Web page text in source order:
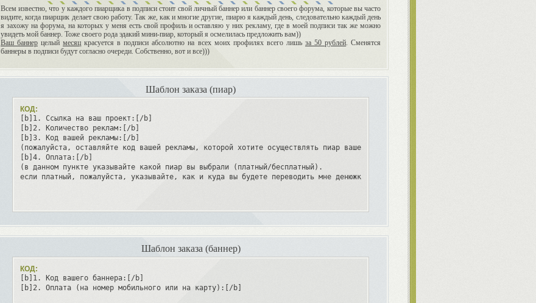
Всем известно, что у каждого пиарщика в подписи стоит свой личный баннер или баннер своего форума, которые вы часто
видите, когда пиарщик делает свою работу. Так же, как и многие другие, пиарю я каждый день, следовательно каждый день
я захожу на форума, на которых у меня есть свой профиль и оставляю у них рекламу, где в моей подписи так же можно
увидеть мой баннер. Тоже своего рода эдакий мини-пиар, который я осмелилась предложить вам))
Ваш баннерцелыймесяц красуется в подписи абсолютно на всех моих профилях всего лишь за 50 рублей . Сменятся
баннеры в подписи будут согласно очереди. Собственно, вот и все)))
Шаблон заказа (пиар)
КОД:
[b]1. Ссылка на ваш проект:[/b]
[b]2. Количество реклам:[/b]
[b]3. Код вашей рекламы:[/b]
(пожалуйста, оставляйте код вашей рекламы, которой хотите осуществлять пиар вашего проекта.)
[b]4. Оплата:[/b]
(в данном пункте указывайте какой пиар вы выбрали (платный/бесплатный).
если платный, пожалуйста, указывайте, как и куда вы будете переводить мне денюжку.)
Шаблон заказа (баннер)
КОД:
[b]1. Код вашего баннера:[/b]
[b]2. Оплата (на номер мобильного или на карту):[/b]